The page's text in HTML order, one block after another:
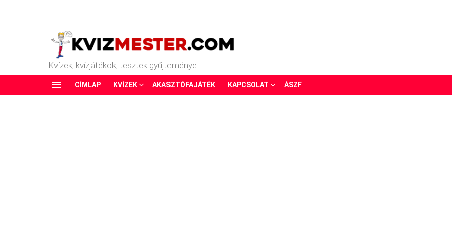
Kvízek, kvízjátékok, tesztek gyűjteménye
CÍMLAP KVÍZEK AKASZTÓFAJÁTÉK KAPCSOLAT ÁSZF